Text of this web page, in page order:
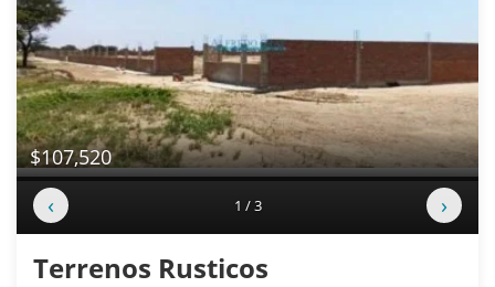
$107,520
‹ 1 / 3 ›
Terrenos Rusticos